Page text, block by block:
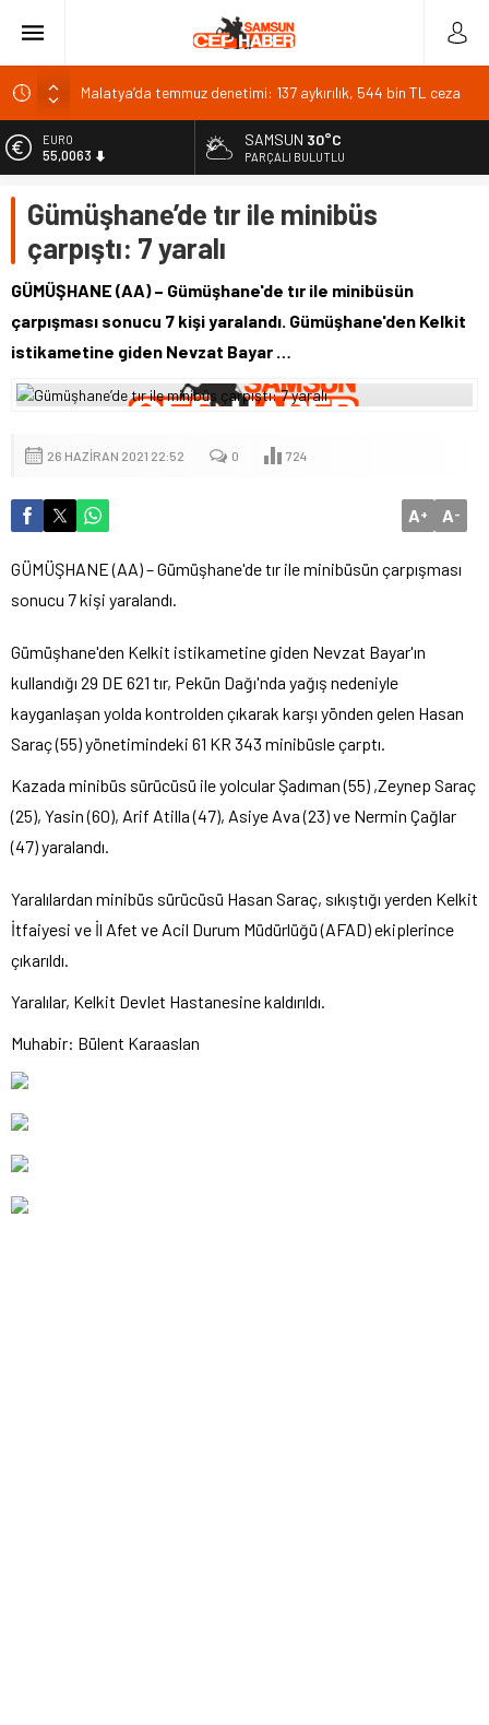
Mahkeme Ahbap Derneği’nin faaliyetlerini tedbiren durdurdu
Kaymakam Çakal esnaf ve vatandaşlarla bir araya geldi
Memur
EURO
55,0063
6.543,59
BİST
13.798,82
DOLAR
47,7010
SAMSUN 30°C
PARÇALI BULUTLU
Gümüşhane’de tır ile minibüs
çarpıştı: 7 yaralı
GÜMÜŞHANE (AA) – Gümüşhane'de tır ile minibüsün
çarpışması sonucu 7 kişi yaralandı. Gümüşhane'den Kelkit
istikametine giden Nevzat Bayar …
26 HAZIRAN 2021 22:52 0 724
A+ A-
GÜMÜŞHANE (AA) – Gümüşhane'de tır ile minibüsün çarpışması
sonucu 7 kişi yaralandı.
Gümüşhane'den Kelkit istikametine giden Nevzat Bayar'ın
kullandığı 29 DE 621 tır, Pekün Dağı'nda yağış nedeniyle
kayganlaşan yolda kontrolden çıkarak karşı yönden gelen Hasan
Saraç (55) yönetimindeki 61 KR 343 minibüsle çarptı.
Kazada minibüs sürücüsü ile yolcular Şadıman (55) ,Zeynep Saraç
(25), Yasin (60), Arif Atilla (47), Asiye Ava (23) ve Nermin Çağlar
(47) yaralandı.
Yaralılardan minibüs sürücüsü Hasan Saraç, sıkıştığı yerden Kelkit
İtfaiyesi ve İl Afet ve Acil Durum Müdürlüğü (AFAD) ekiplerince
çıkarıldı.
Yaralılar, Kelkit Devlet Hastanesine kaldırıldı.
Muhabir: Bülent Karaaslan